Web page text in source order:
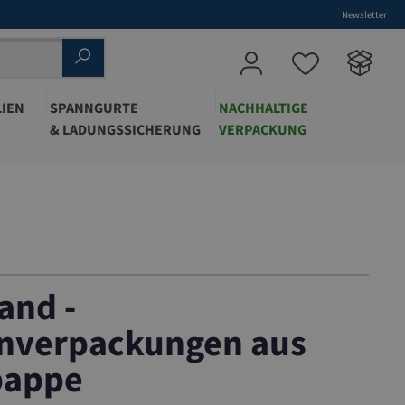
Newsletter
SPANNGURTE
& LADUNGSSICHERUNG
NACHHALTIGE
VERPACKUNG
-
aus